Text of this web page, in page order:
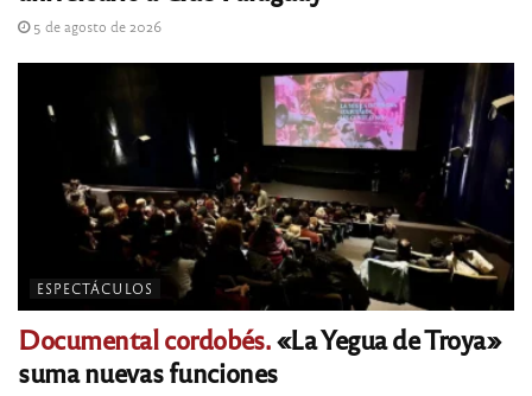
5 de agosto de 2026
ESPECTÁCULOS
Documental cordobés.«La Yegua de Troya»
suma nuevas funciones